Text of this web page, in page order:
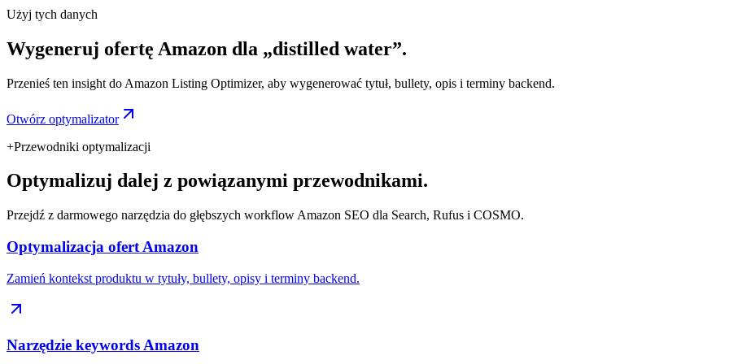
Użyj tych danych
Wygeneruj ofertę Amazon dla „distilled water”.
Przenieś ten insight do Amazon Listing Optimizer, aby wygenerować tytuł, bullety, opis i terminy backend.
Otwórz optymalizator
+Przewodniki optymalizacji
Optymalizuj dalej z powiązanymi przewodnikami.
Przejdź z darmowego narzędzia do głębszych workflow Amazon SEO dla Search, Rufus i COSMO.
Optymalizacja ofert Amazon
Zamień kontekst produktu w tytuły, bullety, opisy i terminy backend.
Narzędzie keywords Amazon